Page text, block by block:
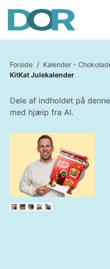
Forside / Kalender -
KitKat Julekalender
Dele af indholdet på
med hjælp fra AI.